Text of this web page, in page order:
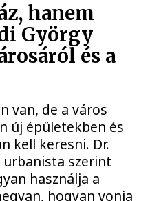
hanem
György
és a
van, de a város
új épületekben és
kell keresni. Dr.
szerint
használja a
hogyan vonja